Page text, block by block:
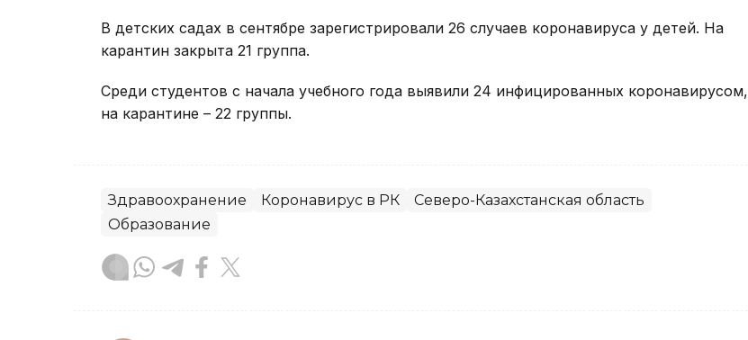
В детских садах в сентябре зарегистрировали 26 случаев коронавируса у детей. На
карантин закрыта 21 группа.
Среди студентов с начала учебного года выявили 24 инфицированных коронавирусом,
на карантине – 22 группы.
Здравоохранение Коронавирус в РК
Северо-Казахстанская область
Образование